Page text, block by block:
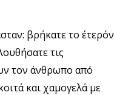
βρήκατε το έτερόν
τις
τον άνθρωπο από
και χαμογελά με